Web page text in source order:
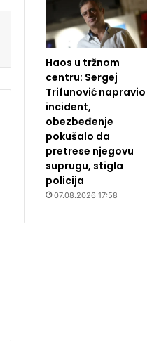
Haos u tržnom
centru: Sergej
Trifunović napravio
incident,
obezbeđenje
pokušalo da
pretrese njegovu
suprugu, stigla
policija
07.08.2026 17:58